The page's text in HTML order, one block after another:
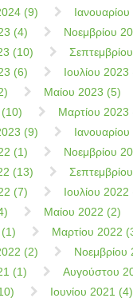
(9)
(4)
Νοεμβρίου
(10)
(6)
Ιουλίου 2023
Μαίου 2023 (5)
(10)
Μαρτίου 2023
(9)
(1)
Νοεμβρίου
(13)
(7)
Ιουλίου 2022
Μαίου 2022 (2)
(1)
Μαρτίου 2022
(2)
Νοεμβρίου
(1)
Αυγούστου
Ιουνίου 2021 (4)